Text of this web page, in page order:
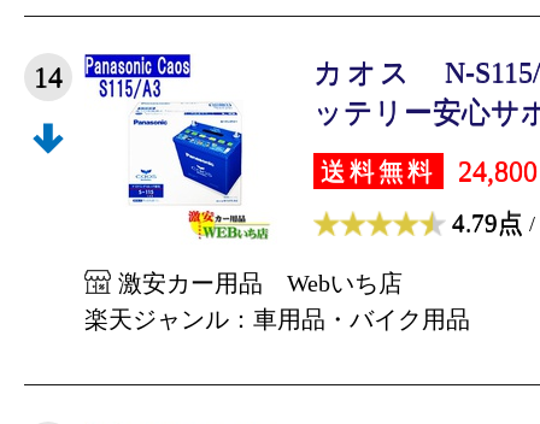
14
カオス N-
ッテリー安心サ
送料無料
4.79点 /
激安カー用品 Webいち店
楽天ジャンル：車用品・バイク用品